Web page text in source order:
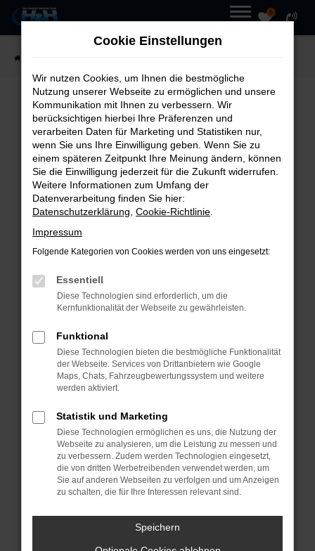
Zum
0
UNSERFAHRZEUGMARKT
Fehler: Network Error
Beim Laden ist ein Fehler
aufgetreten.
helfen können:
deine Internetverbindung.
Laden andere Webseiten, zum
Beispiel deine Suchmaschine?
Prüfe deine
Browsererweiterungen.
Manche Erweiterungen, wie
Werbeblocker, können das
Laden bestimmter Seiten
verhindern. Funktioniert die Seite
in einem anderen Browser oder
Cookie Einstellungen
Wir nutzen Cookies, um Ihnen die bestmögliche
Nutzung unserer Webseite zu ermöglichen und unsere
Kommunikation mit Ihnen zu verbessern. Wir
berücksichtigen hierbei Ihre Präferenzen und
verarbeiten Daten für Marketing und Statistiken nur,
wenn Sie uns Ihre Einwilligung geben. Wenn Sie zu
einem späteren Zeitpunkt Ihre Meinung ändern, können
Sie die Einwilligung jederzeit für die Zukunft widerrufen.
Weitere Informationen zum Umfang der
Datenverarbeitung finden Sie hier:
Datenschutzerklärung Cookie-Richtlinie
Impressum
Folgende Kategorien von Cookies werden von uns eingesetzt:
Essentiell
Diese Technologien sind erforderlich, um die
Kernfunktionalität der Webseite zu gewährleisten.
Funktional
Diese Technologien bieten die bestmögliche Funktionalität
der Webseite. Services von Drittanbietern wie Google
Maps, Chats, Fahrzeugbewertungssystem und weitere
werden aktiviert.
Statistik und Marketing
Diese Technologien ermöglichen es uns, die Nutzung der
Webseite zu analysieren, um die Leistung zu messen und
zu verbessern. Zudem werden Technologien eingesetzt,
die von dritten Werbetreibenden verwendet werden, um
Sie auf anderen Webseiten zu verfolgen und um Anzeigen
zu schalten, die für Ihre Interessen relevant sind.
Speichern